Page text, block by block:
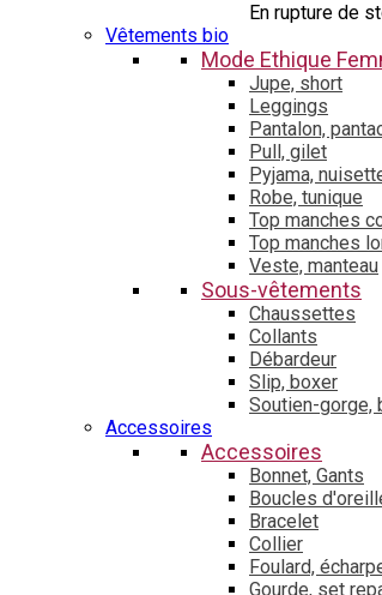
En rupture de
Vêtements bio
Mode Ethique
Jupe, short
Leggings
Pantalon,
Pull, gilet
Pyjama,
Robe, tunique
Top manches
Top manches
Veste, manteau
Sous-vêtements
Chaussettes
Collants
Débardeur
Slip, boxer
Soutien-gorge,
Accessoires
Accessoires
Bonnet, Gants
Boucles
Bracelet
Collier
Foulard,
Gourde, set